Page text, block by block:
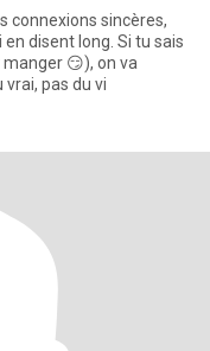
connexions sincères,
disent long. Si tu sais
😏), on va
pas du vi